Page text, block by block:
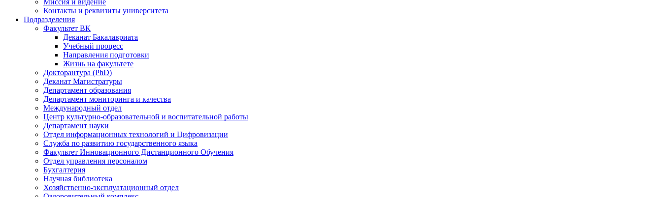
Миссия и видение
Контакты и реквизиты университета
Подразделения
Факультет ВК
Деканат Бакалавриата
Учебный процесс
Направления подготовки
Жизнь на факультете
Докторантура (PhD)
Деканат Магистратуры
Департамент образования
Департамент мониторинга и качества
Международный отдел
Центр культурно-образовательной и воспитательной работы
Департамент науки
Отдел информационных технологий и Цифровизации
Служба по развитию государственного языка
Факультет Инновационного Дистанционного Обучения
Отдел управления персоналом
Бухгалтерия
Научная библиотека
Хозяйственно-эксплуатационный отдел